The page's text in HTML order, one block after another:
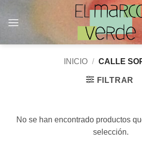
INICIO / CALLE
FILTRAR
No se han encontrado productos
selección.